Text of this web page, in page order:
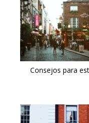
Consejos para